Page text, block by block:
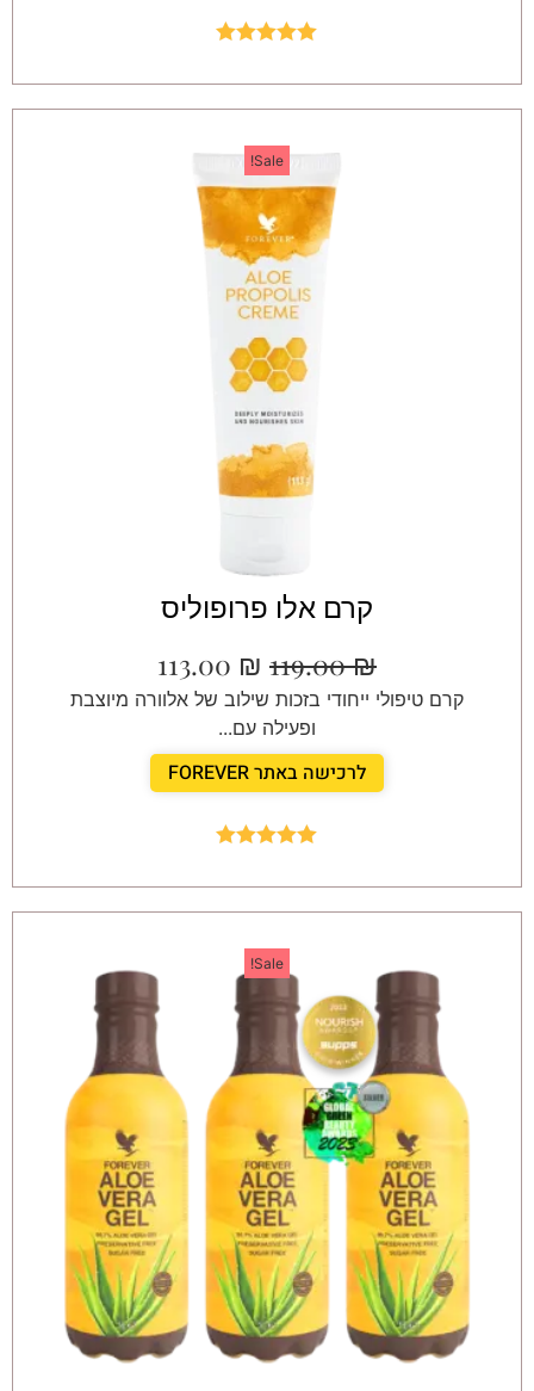
Sale!
קרם אלו פרופוליס
119.00₪
113.00 ₪
קרם טיפולי ייחודי בזכות שילוב של אלוורה מיוצבת
ופעילה עם...
לרכישה באתר FOREVER
Sale!